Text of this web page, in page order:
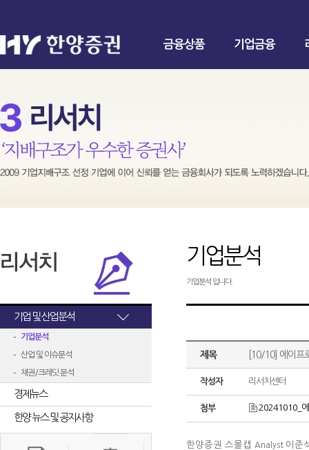
금융상품 기업금융
기업 및 산업분석
기업분석
산업 및 이슈분석
채권/크레딧 분석
경제뉴스
한양 뉴스 및 공지사항
기업분석
기업분석 입니다.
제목 [10/10] 에이프
작성자 리서치센터
첨부 20241010_
한양증권 스몰캡 Analyst 이준